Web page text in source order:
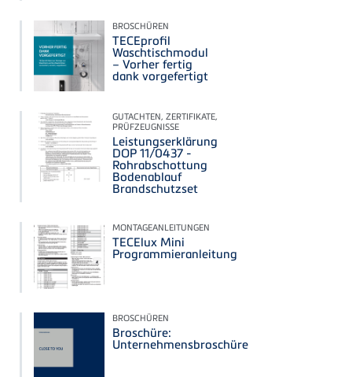
BROSCHÜREN
TECEprofil
Waschtischmodul
– Vorher fertig
dank vorgefertigt
GUTACHTEN, ZERTIFIKATE,
PRÜFZEUGNISSE
Leistungserklärung
DOP 11/0437 -
Rohrabschottung
Bodenablauf
Brandschutzset
MONTAGEANLEITUNGEN
TECElux Mini
Programmieranleitung
BROSCHÜREN
Broschüre:
Unternehmensbroschüre